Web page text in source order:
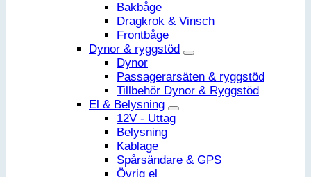
Bakbåge
Dragkrok & Vinsch
Frontbåge
Dynor & ryggstöd
Dynor
Passagerarsäten & ryggstöd
Tillbehör Dynor & Ryggstöd
El & Belysning
12V - Uttag
Belysning
Kablage
Spårsändare & GPS
Övrig el